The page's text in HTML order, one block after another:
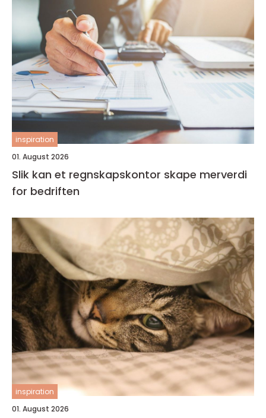
inspiration
01. August 2026
Slik kan et regnskapskontor skape merverdi
for bedriften
inspiration
01. August 2026